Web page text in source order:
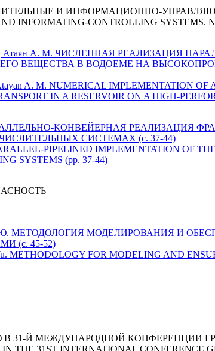
И ИНФОРМАЦИОННО-
INFORMATING-CONTROLLING SYSTEMS.
Е., Атаян А. М. ЧИСЛЕННАЯ РЕАЛИЗАЦИЯ
ВЕЩЕСТВА В ВОДОЕМЕ НА
A. M. NUMERICAL IMPLEMENTATION
IN A RESERVOIR ON A HIGH-
КОНВЕЙЕРНАЯ РЕАЛИЗАЦИЯ
СИСТЕМАХ (с. 37-44)
PIPELINED IMPLEMENTATION OF
SYSTEMS (pp. 37-44)
А. Ю. МЕТОДОЛОГИЯ МОДЕЛИРОВАНИЯ И
(с. 45-52)
METHODOLOGY FOR MODELING AND
31-Й МЕЖДУНАРОДНОЙ КОНФЕРЕНЦИИ
THE 31ST INTERNATIONAL CONFERENCE